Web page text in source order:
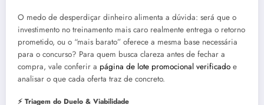
O medo de desperdiçar dinheiro alimenta a dúvida: será que o
investimento no treinamento mais caro realmente entrega o retorno
prometido, ou o “mais barato” oferece a mesma base necessária
para o concurso? Para quem busca clareza antes de fechar a
compra, vale conferir a página de lote promocional verificado e
analisar o que cada oferta traz de concreto.
⚡ Triagem do Duelo & Viabilidade